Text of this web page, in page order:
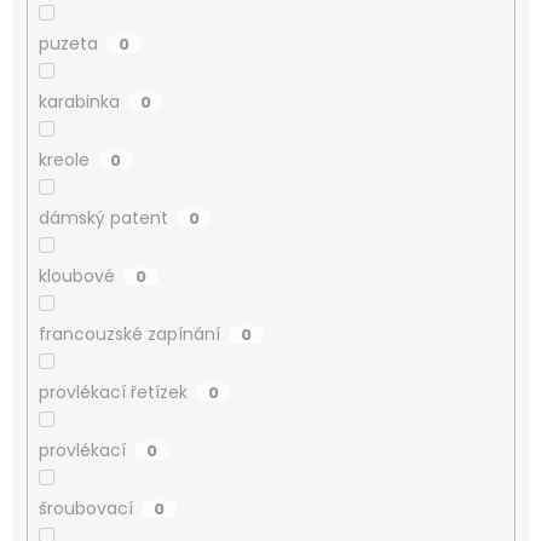
puzeta 0
karabinka 0
kreole 0
dámský patent 0
kloubové 0
francouzské zapínání 0
provlékací řetízek 0
provlékací 0
šroubovací 0